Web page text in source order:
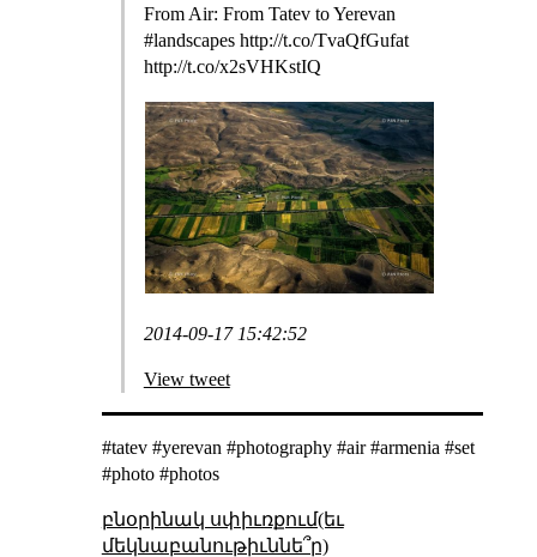
From Air: From Tatev to Yerevan
#landscapes http://t.co/TvaQfGufat
http://t.co/x2sVHKstIQ
2014-09-17 15:42:52
View tweet
#tatev #yerevan #photography #air #armenia #set
#photo #photos
բնօրինակ սփիւռքում(եւ
մեկնաբանութիւննե՞ր)